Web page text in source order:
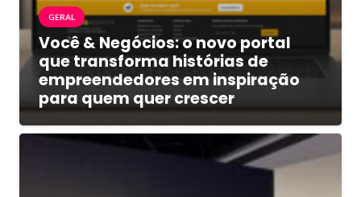
GERAL
Você & Negócios: o novo portal
que transforma histórias de
empreendedores em inspiração
para quem quer crescer